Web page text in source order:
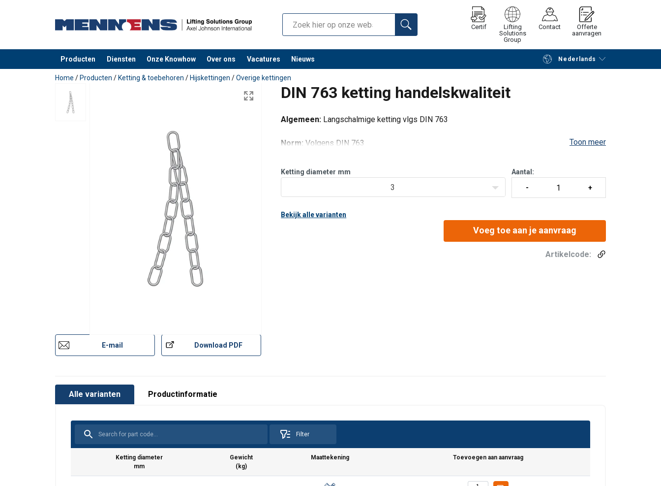
Certif
Lifting
Solutions
Group
Contact
Offerte
aanvragen
Producten Diensten Onze Knowhow Over ons Vacatures Nieuws Nederlands
toegevoegd aan uw offerte Verder winkelen Vraag offerte aan
Home / Producten / Ketting & toebehoren / Hijskettingen /Overige kettingen
DIN 763 ketting handelskwaliteit
E-mail Download PDF
Algemeen: Langschalmige ketting vlgs DIN 763
Norm: Volgens DIN 763 Toon meer
Ketting diameter mm
3
Aantal:
Bekijk alle varianten
Voeg toe aan je aanvraag
Artikelcode:
Alle varianten Productinformatie
Filter
Ketting diameter
mm
Gewicht
(kg)
Maattekening Toevoegen aan aanvraag
Grade: